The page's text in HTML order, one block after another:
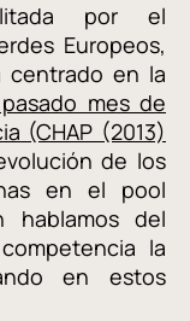
por el
Europeos,
centrado en la
mes de
(CHAP (2013)
de los
en el pool
hablamos del
la
en estos